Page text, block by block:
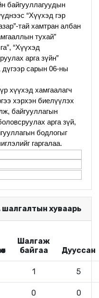
байгууллагуудын
“Хүүхэд гэр
тай хамтран албан
тухай”
“Хүүхэд
арга зүйн”
дүгээр сарын 06-ны
хүүхэд хамгаалагч
хэрхэн биелүүлэх
байгууллагын
арга зүй,
бодлогыг
гаргалаа.
шалгалтын хуваарь
Шалгаж
байгаа
Дууссан
1 5
0 0